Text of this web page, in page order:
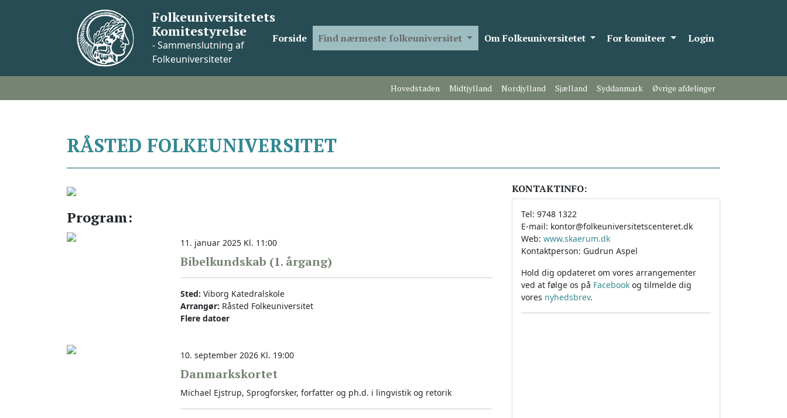
Folkeuniversitetets
Komitestyrelse
- Sammenslutning af
Folkeuniversiteter
Forside Find nærmeste folkeuniversitet Om Folkeuniversitetet For komiteer Login
Hovedstaden Midtjylland Nordjylland Sjælland Syddanmark Øvrige afdelinger
RÅSTED FOLKEUNIVERSITET
Program:
11. januar 2025 Kl. 11:00
Bibelkundskab (1. årgang)
Sted: Viborg Katedralskole
Arrangør: Råsted Folkeuniversitet
Flere datoer
10. september 2026 Kl. 19:00
Danmarkskortet
Michael Ejstrup, Sprogforsker, forfatter og ph.d. i lingvistik og retorik
KONTAKTINFO:
Tel: 9748 1322
E-mail: kontor@folkeuniversitetscenteret.dk
Web: www.skaerum.dk
Kontaktperson: Gudrun Aspel
Hold dig opdateret om vores arrangementer
ved at følge os på Facebook og tilmelde dig
vores nyhedsbrev.